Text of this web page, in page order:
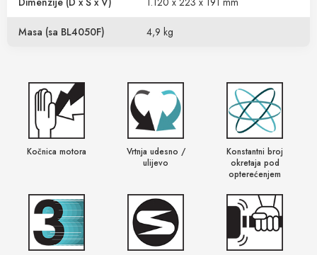
Kočnica motora
Vrtnja udesno /
ulijevo
Konstantni broj
okretaja pod
opterećenjem
Masa (sa BL4050F) 4,9 kg